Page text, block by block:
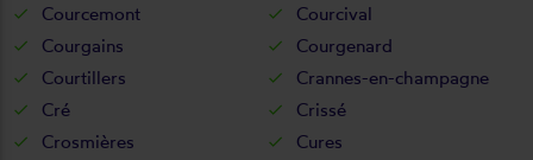
Courcemont
Courcival
Courgains
Courgenard
Courtillers
Crannes-en-champagne
Cré
Crissé
Crosmières
Cures